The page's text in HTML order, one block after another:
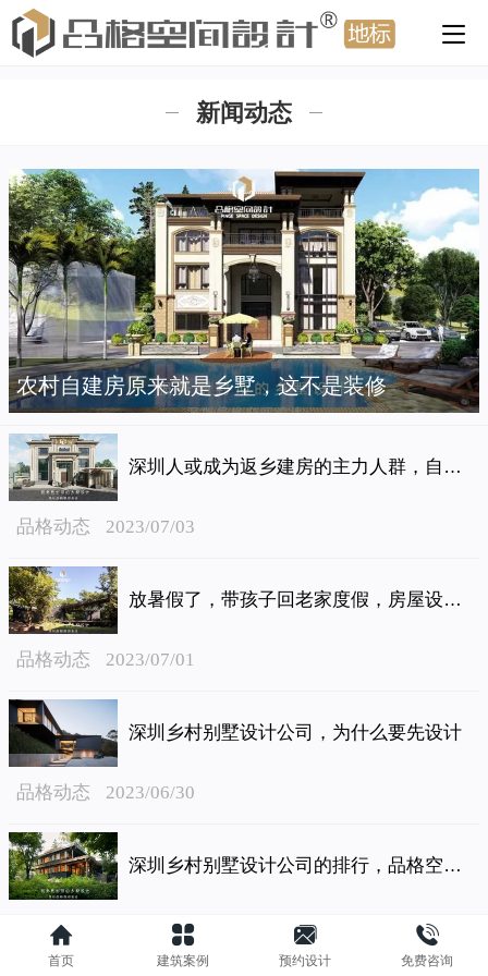
新闻动态
农村自建房原来就是乡墅，这不是装修
深圳人或成为返乡建房的主力人群，自建房设计已成趋势
品格动态 2023/07/03
放暑假了，带孩子回老家度假，房屋设计成热门
品格动态 2023/07/01
深圳乡村别墅设计公司，为什么要先设计
品格动态 2023/06/30
深圳乡村别墅设计公司的排行，品格空间设计在前十之列
品格动态 2023/06/23
首页 建筑案例 预约设计 免费咨询